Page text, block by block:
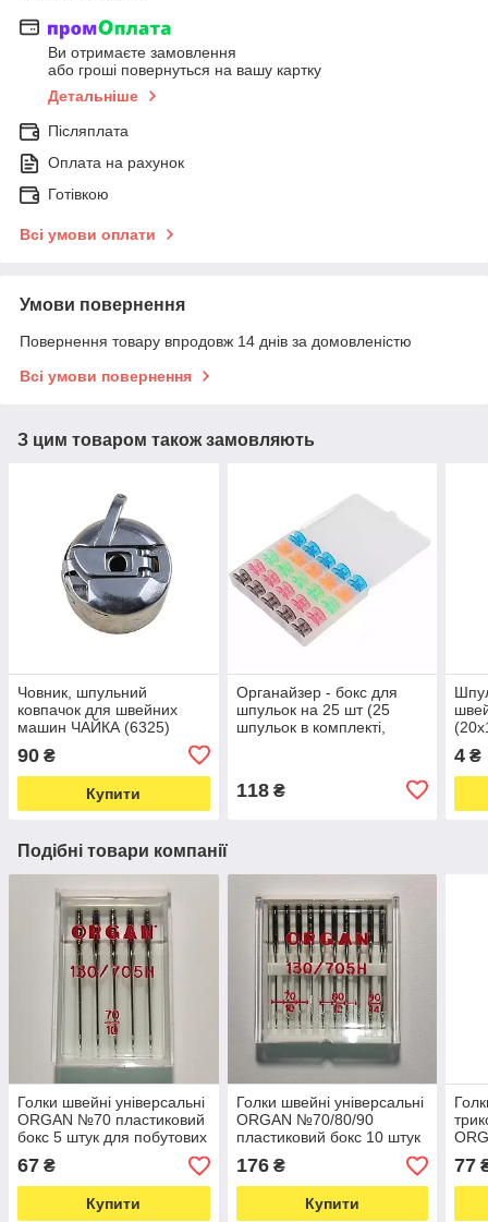
Ви отримаєте замовлення
або гроші повернуться на вашу картку
Детальніше
Післяплата
Оплата на рахунок
Готівкою
Всі умови оплати
Умови повернення
Повернення товару впродовж 14 днів за домовленістю
Всі умови повернення
З цим товаром також замовляють
Човник, шпульний
ковпачок для швейних
машин ЧАЙКА (6325)
90 ₴
Купити
Органайзер - бокс для
шпульок на 25 шт (25
шпульок в комплекті,
118₴
4 ₴
Подібні товари компанії
Голки швейні універсальні
ORGAN №70 пластиковий
бокс 5 штук для побутових
швейних машин (6511)
67 ₴
Купити
Голки швейні універсальні
ORGAN №70/80/90
пластиковий бокс 10 штук
для побутових швейних
машин (6985)
176₴
Купити
77